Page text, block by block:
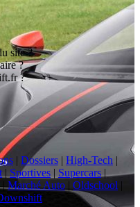
site ?
?
?
| Dossiers | High-Tech |
| Sportives | Supercars |
|Marché Auto | Oldschool |